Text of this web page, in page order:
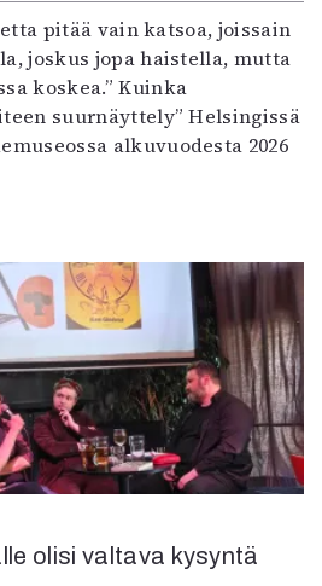
pitää vain katsoa, joissain
joskus jopa haistella, mutta
koskea.” Kuinka
suurnäyttely” Helsingissä
alkuvuodesta 2026
olisi valtava kysyntä